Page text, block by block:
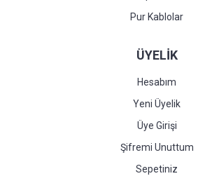
Pur Kablolar
ÜYELİK
Hesabım
Yeni Üyelik
Üye Girişi
Şifremi Unuttum
Sepetiniz